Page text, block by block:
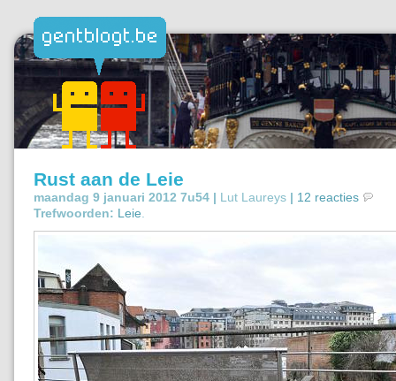
Rust aan de Leie
maandag 9 januari 2012 7u54 | Lut Laureys | 12 reacties
Trefwoorden: Leie